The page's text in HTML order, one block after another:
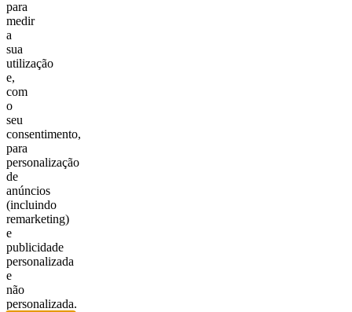
para
medir
a
sua
utilização
e,
com
o
seu
consentimento,
para
personalização
de
anúncios
(incluindo
remarketing)
e
publicidade
personalizada
e
não
personalizada.